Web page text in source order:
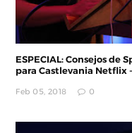
ESPECIAL: Consejos de
para Castlevania Netflix
Feb 05, 2018 0